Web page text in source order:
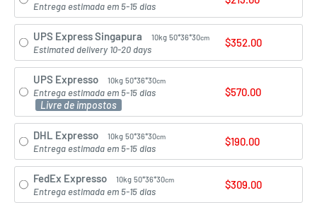
Entrega estimada em 5-15 dias
UPS Express Singapura 10kg 50*36*30cm
Estimated delivery 10-20 days
$352.00
UPS Expresso 10kg 50*36*30cm
Entrega estimada em 5-15 dias
Livre de impostos
$570.00
DHL Expresso 10kg 50*36*30cm
Entrega estimada em 5-15 dias
$190.00
FedEx Expresso 10kg 50*36*30cm
Entrega estimada em 5-15 dias
$309.00